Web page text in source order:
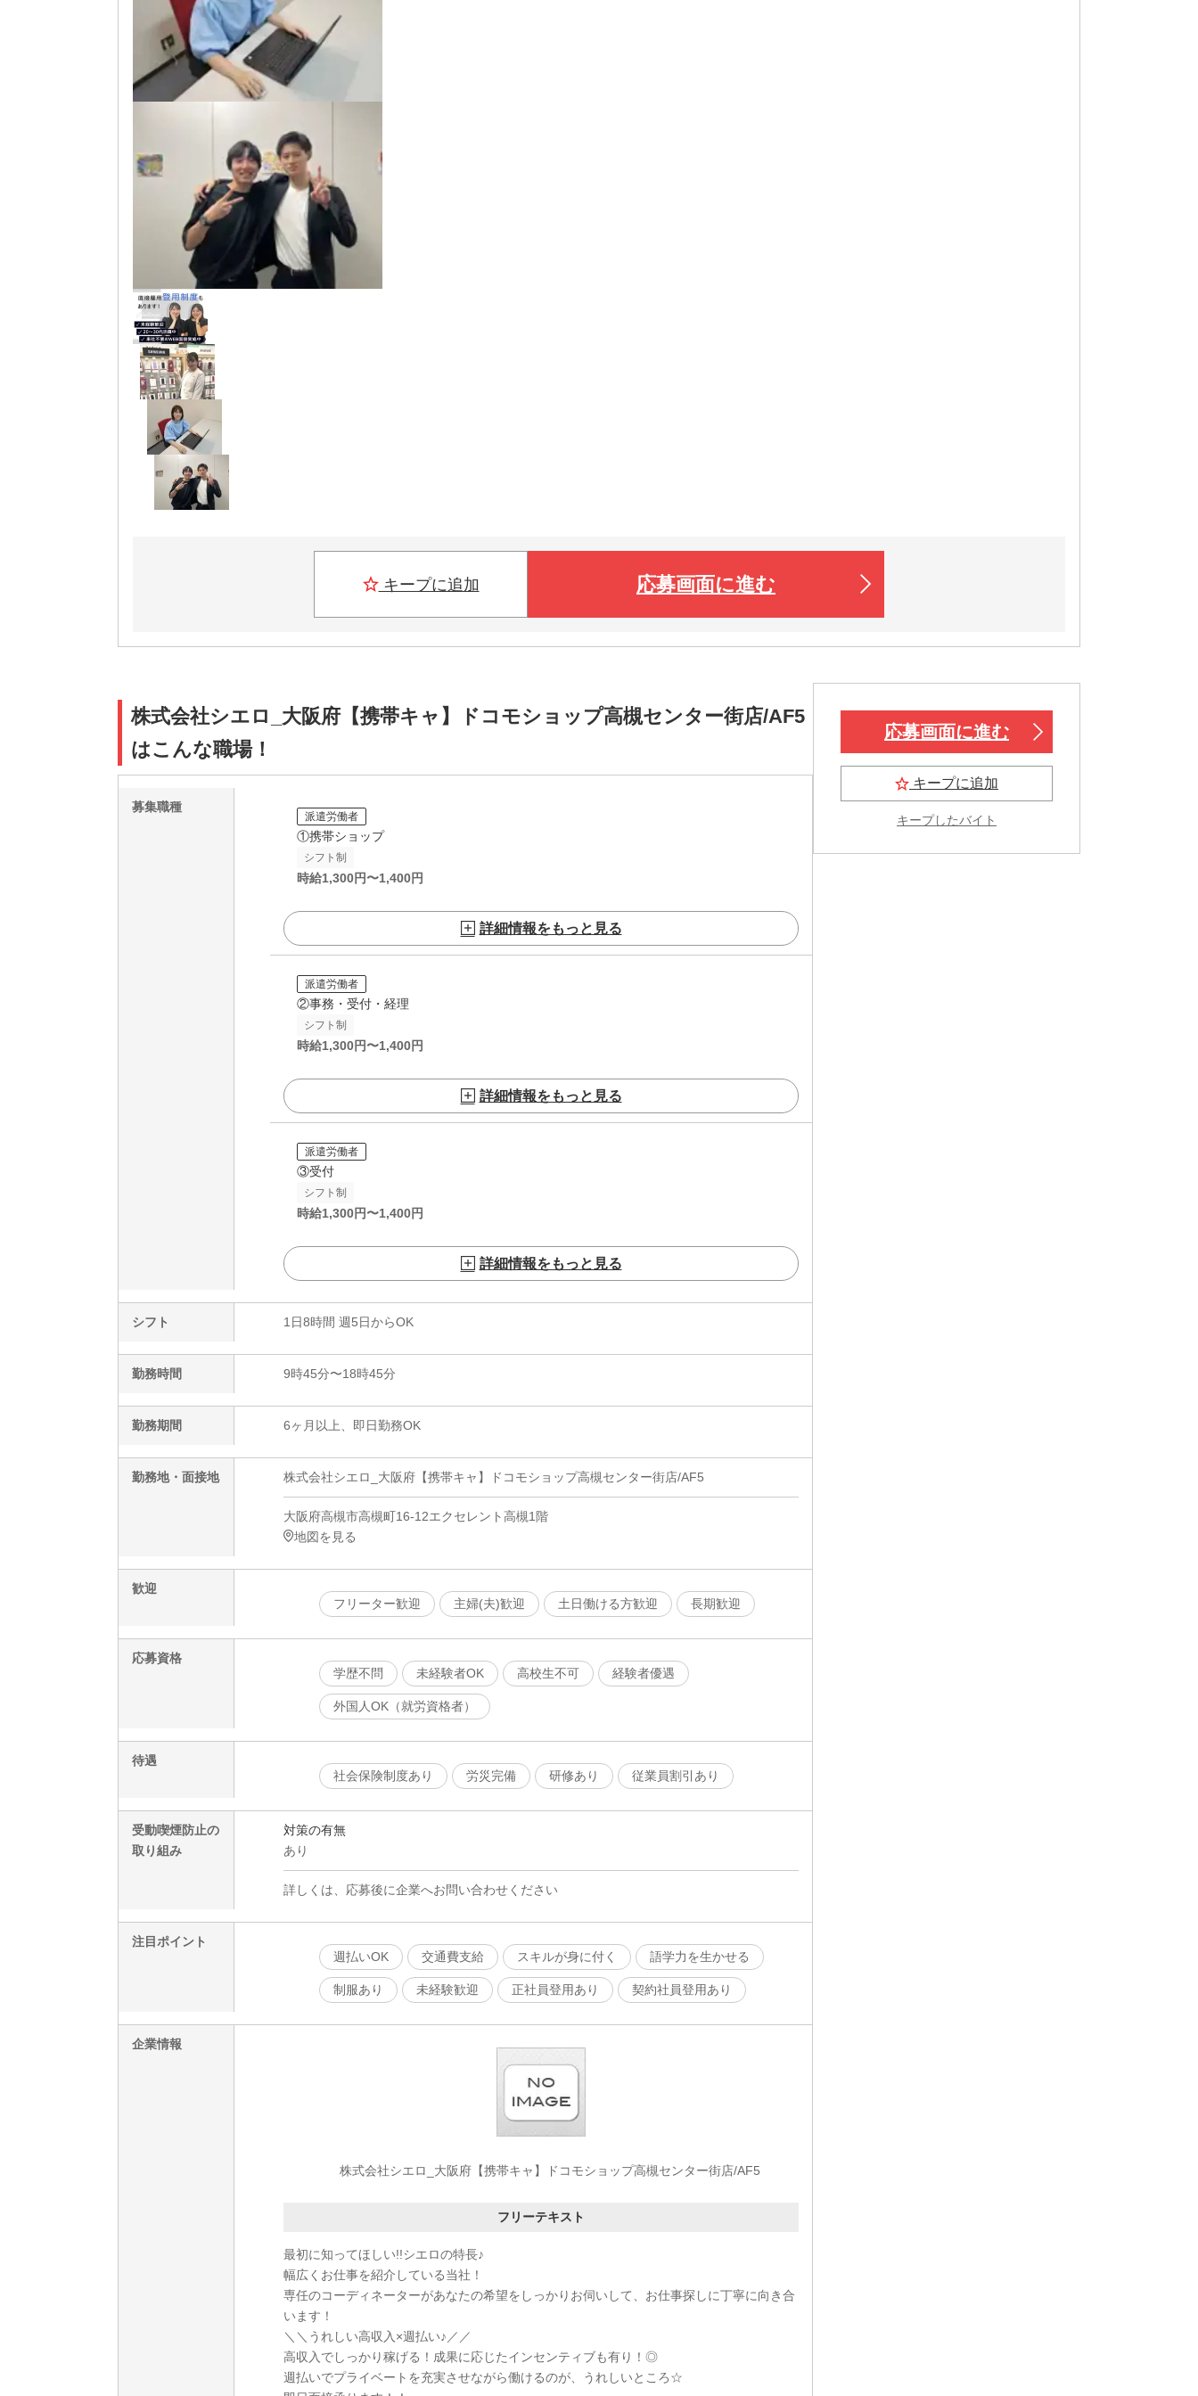
キープに追加 応募画面に進む
株式会社シエロ_大阪府【携帯キャ】ドコモショップ高槻センター街店/AF5
はこんな職場！
募集職種
派遣労働者
①携帯ショップ
シフト制
時給1,300円〜1,400円
詳細情報をもっと見る
派遣労働者
②事務・受付・経理
シフト制
時給1,300円〜1,400円
詳細情報をもっと見る
派遣労働者
③受付
シフト制
時給1,300円〜1,400円
詳細情報をもっと見る
シフト 1日8時間 週5日からOK
勤務時間 9時45分〜18時45分
勤務期間 6ヶ月以上、即日勤務OK
勤務地・面接地 株式会社シエロ_大阪府【携帯キャ】ドコモショップ高槻センター街店/AF5
大阪府高槻市高槻町16-12エクセレント高槻1階
地図を見る
歓迎
フリーター歓迎
主婦(夫)歓迎 土日働ける方歓迎 長期歓迎
応募資格
学歴不問
未経験者OK 高校生不可 経験者優遇
外国人OK（就労資格者）
待遇
社会保険制度あり
労災完備 研修あり 従業員割引あり
受動喫煙防止の
取り組み
対策の有無
あり
詳しくは、応募後に企業へお問い合わせください
注目ポイント
週払いOK
交通費支給 スキルが身に付く 語学力を生かせる
制服あり 未経験歓迎 正社員登用あり 契約社員登用あり
企業情報
株式会社シエロ_大阪府【携帯キャ】ドコモショップ高槻センター街店/AF5
フリーテキスト
最初に知ってほしい!!シエロの特長♪
幅広くお仕事を紹介している当社！
専任のコーディネーターがあなたの希望をしっかりお伺いして、お仕事探しに丁寧に向き合
います！
＼＼うれしい高収入×週払い♪／／
高収入でしっかり稼げる！成果に応じたインセンティブも有り！◎
週払いでプライベートを充実させながら働けるのが、うれしいところ☆
応募画面に進む
キープに追加
キープしたバイト